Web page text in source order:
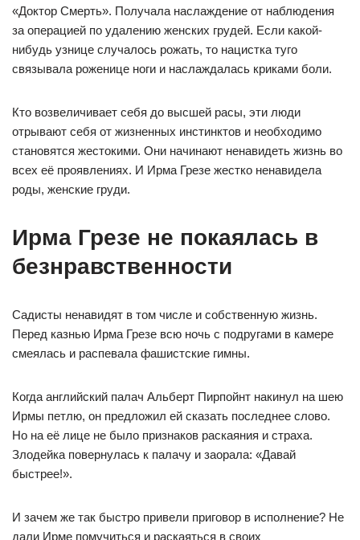
«Доктор Смерть». Получала наслаждение от наблюдения
за операцией по удалению женских грудей. Если какой-
нибудь узнице случалось рожать, то нацистка туго
связывала роженице ноги и наслаждалась криками боли.
Кто возвеличивает себя до высшей расы, эти люди
отрывают себя от жизненных инстинктов и необходимо
становятся жестокими. Они начинают ненавидеть жизнь во
всех её проявлениях. И Ирма Грезе жестко ненавидела
роды, женские груди.
Ирма Грезе не покаялась в
безнравственности
Садисты ненавидят в том числе и собственную жизнь.
Перед казнью Ирма Грезе всю ночь с подругами в камере
смеялась и распевала фашистские гимны.
Когда английский палач Альберт Пирпойнт накинул на шею
Ирмы петлю, он предложил ей сказать последнее слово.
Но на её лице не было признаков раскаяния и страха.
Злодейка повернулась к палачу и заорала: «Давай
быстрее!».
И зачем же так быстро привели приговор в исполнение? Не
дали Ирме помучиться и раскаяться в своих